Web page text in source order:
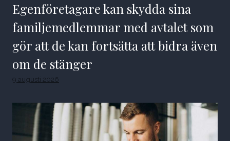
Egenföretagare kan skydda sina
familjemedlemmar med avtalet som
gör att de kan fortsätta att bidra även
om de stänger
9 augusti 2026